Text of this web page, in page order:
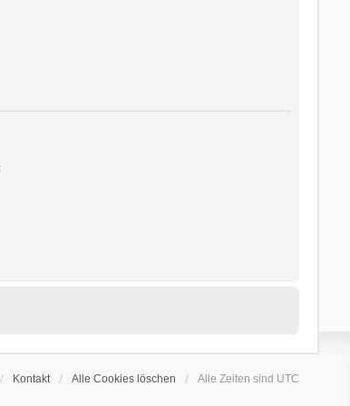
Kontakt Alle Cookies löschen Alle Zeiten sind UTC